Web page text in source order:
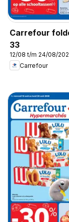
Carrefour
33
12/08 t/m 24/08/
Carrefour